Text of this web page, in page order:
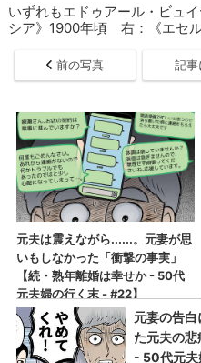
いずれもエドゥアール・ビュ
シア》1900年頃 右：《エセ
前の写真 記事